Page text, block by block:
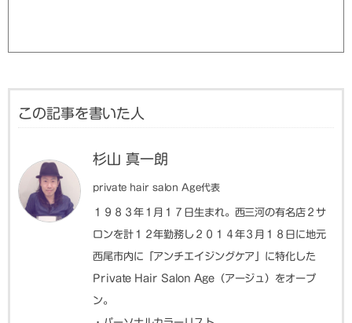
この記事を書いた人
杉山 真一朗
private hair salon Age代表
１９８３年１月１７日生まれ。西三河の有名店２サ
ロンを計１２年勤務し２０１４年３月１８日に地元
西尾市内に「アンチエイジングケア」に特化した
Private Hair Salon Age（アージュ）をオープ
ン。